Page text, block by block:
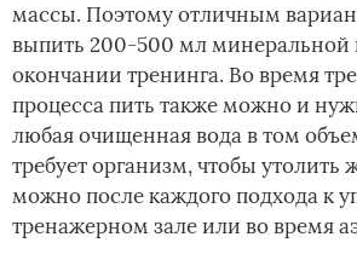
массы. Поэтому отличным
выпить 200-500 мл минеральной
окончании тренинга. Во время
процесса пить также можно и
любая очищенная вода в том
требует организм, чтобы утолить
можно после каждого подхода к
тренажерном зале или во время